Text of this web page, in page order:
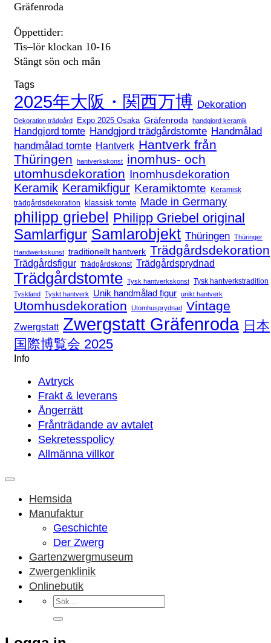
Gräfenroda
Öppettider:
Tis–lör klockan 10-16
Stängt sön och mån
Tags
2025年大阪・関西万博 Dekoration
Dekoration trädgård Expo 2025 Osaka Gräfenroda handgjord keramik
Handgjord tomte Handgjord trädgårdstomte Handmålad
handmålad tomte Hantverk Hantverk från
Thüringen
hantverkskonst
inomhus- och
utomhusdekoration Inomhusdekoration
Keramik Keramikfigur Keramiktomte
Keramisk
trädgårdsdekoration
klassisk tomte Made in Germany
philipp griebel Philipp Griebel original
Samlarfigur Samlarobjekt Thüringen Thüringer
Handwerkskunst traditionellt hantverk Trädgårdsdekoration
Trädgårdsfigur Trädgårdskonst Trädgårdsprydnad
Trädgårdstomte Tysk hantverkskonst Tysk hantverkstradition
Tyskland Tyskt hantverk Unik handmålad figur unikt hantverk
Utomhusdekoration Utomhusprydnad Vintage
Zwergstatt Zwergstatt Gräfenroda 日本
国際博覧会 2025
Info
Avtryck
Frakt & leverans
Ångerrätt
Frånträdande av avtalet
Sekretesspolicy
Allmänna villkor
Hemsida
Manufaktur
Geschichte
Der Zwerg
Gartenzwergmuseum
Zwergenklinik
Onlinebutik
Sök
efter: